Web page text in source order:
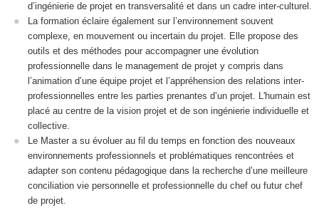
d’ingénierie de projet en transversalité et dans un cadre inter-culturel.
La formation éclaire également sur l’environnement souvent
complexe, en mouvement ou incertain du projet. Elle propose des
outils et des méthodes pour accompagner une évolution
professionnelle dans le management de projet y compris dans
l’animation d’une équipe projet et l’appréhension des relations inter-
professionnelles entre les parties prenantes d’un projet. L'humain est
placé au centre de la vision projet et de son ingénierie individuelle et
collective.
Le Master a su évoluer au fil du temps en fonction des nouveaux
environnements professionnels et problématiques rencontrées et
adapter son contenu pédagogique dans la recherche d’une meilleure
conciliation vie personnelle et professionnelle du chef ou futur chef
de projet.